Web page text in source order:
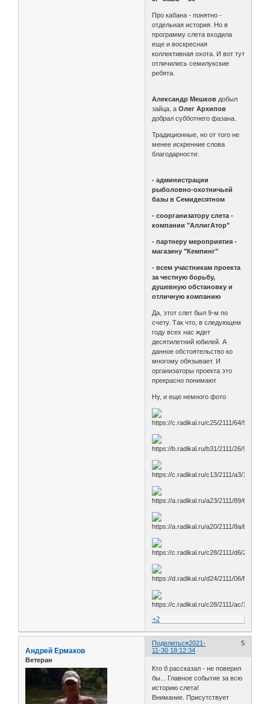
Про кабана - понятно -
отдельная история. Но в
программу слета входила
еще и воскресная
коллективная охота. И вот тут
отличились семилукские
ребята.
Александр Мешков добыл
зайца, аОлег Архипов
добрал субботнего фазана.
Традиционные, но от того не
менее искренние слова
благодарности:
- администрации
рыболовно-охотничьей
базы в Семидесятном
- соорганизатору слета -
компании "АллигАтор"
- партнеру мероприятия -
магазину "Кемпинг"
- всем участникам проекта
за честную борьбу,
душевную обстановку и
отличную компанию
Да, этот слет был 9-м по
счету. Так что, в следующем
году всех нас ждет
десятилетний юбилей. А
данное обстоятельство ко
многому обязывает. И
организаторы проекта это
прекрасно понимают
Ну, и еще немного фото
+2
Поделиться 5
2021-
11-30 18:12:34
Андрей Ермаков
Ветеран
Кто б рассказал - не поверил
бы... Главное событие за всю
историю слета!
Внимание. Присутствует